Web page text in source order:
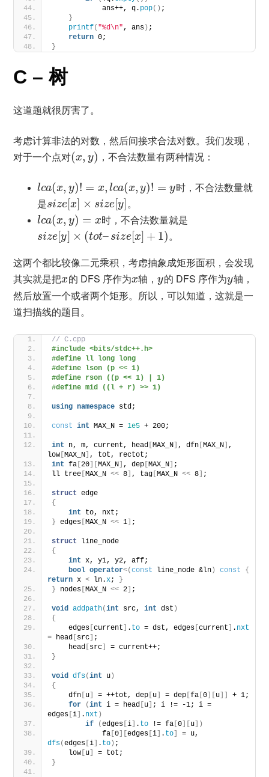
            ans++, q.
pop() ;
}
printf( "%d\n" , ans) ;
return 0;
}
C – 树
这道题就很厉害了。
考虑计算非法的对数，然后间接求合法对数。我们发现，
对于一个点对(x, y) ，不合法数量有两种情况：
lca(x, y)! = x, lca(x, y)! = y时，不合法数量就
是size[x] × size[y] 。
lca(x, y) = x时，不合法数量就是
size[y] × (tot– size[x] + 1)。
这两个都比较像二元乘积，考虑抽象成矩形面积，会发现
其实就是把x的 DFS 序作为x轴，y的 DFS 序作为y轴，
然后放置一个或者两个矩形。所以，可以知道，这就是一
道扫描线的题目。
// C.cpp
#include <bits/stdc++.h>
#define ll long long
#define lson (p << 1)
#define rson ((p << 1) | 1)
#define mid ((l + r) >> 1)
using namespace std;
const int MAX_N = 1e5 + 200;
int n, m, current, head [MAX_N , dfn [MAX_N ,
low [MAX_N , tot, rectot;
int fa [20 ][MAX_N , dep [MAX_N
;
ll tree [MAX_N << 8 , tag [MAX_N << 8 ;
struct edge
{
int to, nxt;
} edges [MAX_N << 1 ;
struct line_node
{
int x, y1, y2, aff;
bool operator<(const line_node &ln ) const
{
return x < ln.x;
}
} nodes [MAX_N << 2 ;
void addpath(int src, int dst )
{
    edges
[current . to = dst, edges [current . nxt
= head src
;
    head
src
= current++;
}
void dfs(int u )
{
    dfn
u = ++tot, dep u = dep [fa [0 u
+ 1;
for
(int i = head u
; i != -1; i =
edges [i . nxt )
if
(edges [i . to != fa [0 u ])
            fa
[0 ][edges [i . to
dfs(edges [i . to ) ;
    low
u
= tot;
}